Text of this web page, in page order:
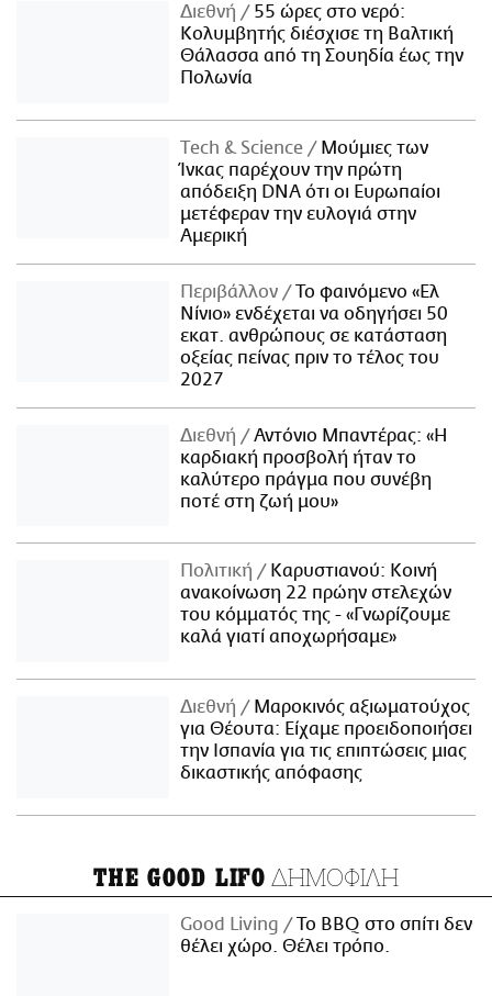
Διεθνή
55 ώρες στο νερό:
Κολυμβητής διέσχισε τη Βαλτική
Θάλασσα από τη Σουηδία έως την
Πολωνία
Τech & Science
Μούμιες των
Ίνκας παρέχουν την πρώτη
απόδειξη DNA ότι οι Ευρωπαίοι
μετέφεραν την ευλογιά στην
Αμερική
Περιβάλλον
Το φαινόμενο «Ελ
Νίνιο» ενδέχεται να οδηγήσει 50
εκατ. ανθρώπους σε κατάσταση
οξείας πείνας πριν το τέλος του
2027
Διεθνή
Αντόνιο Μπαντέρας: «Η
καρδιακή προσβολή ήταν το
καλύτερο πράγμα που συνέβη
ποτέ στη ζωή μου»
Πολιτική
Καρυστιανού: Κοινή
ανακοίνωση 22 πρώην στελεχών
του κόμματός της - «Γνωρίζουμε
καλά γιατί αποχωρήσαμε»
Διεθνή
Μαροκινός αξιωματούχος
για Θέουτα: Είχαμε προειδοποιήσει
την Ισπανία για τις επιπτώσεις μιας
δικαστικής απόφασης
THE GOOD LIFO ΔΗΜΟΦΙΛΗ
Good Living
Το BBQ στο σπίτι δεν
θέλει χώρο. Θέλει τρόπο.